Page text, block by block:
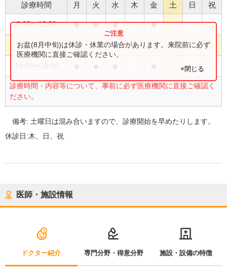
診療時間 月 火 水 木 金 土 日 祝
9:00〜12:00 ● ● ● ●
9:00〜17:00 ●
診療時間・内容等について、事前に必ず医療機関に直接ご確認く
ださい。
お盆(8月中旬)は休診・休業の場合があります。来院前に必ず
医療機関に直接ご確認ください。
×閉じる
備考: 土曜日は混み合いますので、診療開始を早めたりします。
休診日:木、日、祝
医師・施設情報
ドクター紹介 専門分野・得意分野 施設・設備の特徴